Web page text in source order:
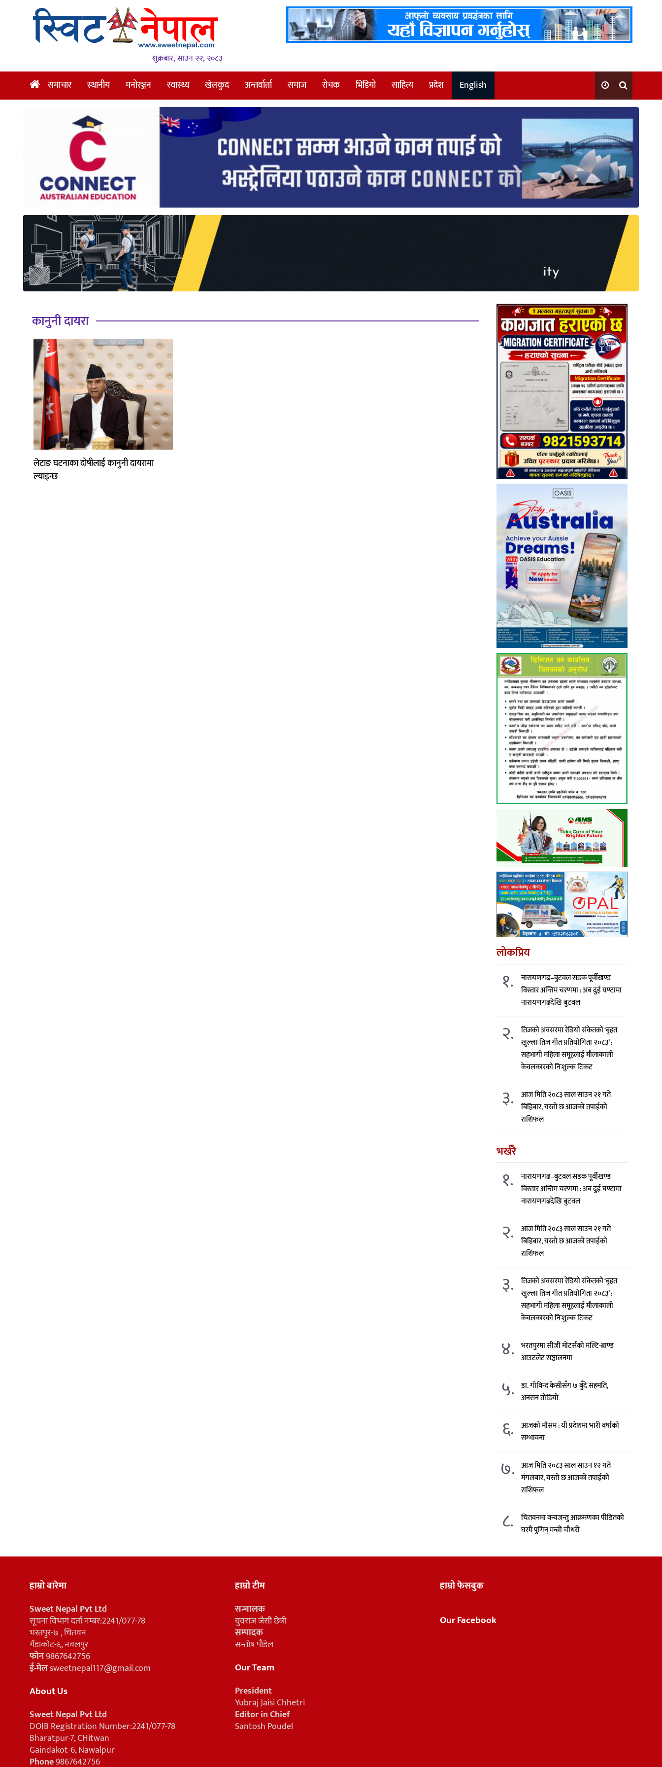
मनोरञ्जन
स्वास्थ्य
साहित्य
प्रदेश
English
शुक्रबार, साउन २२, २०८३
समाचार स्थानीय मनोरञ्जन स्वास्थ्य खेलकुद अन्तर्वार्ता समाज रोचक भिडियो साहित्य प्रदेश English
कानुनी दायरा
लेटाङ घटनाका दोषीलाई कानुनी दायरामा
ल्याइन्छ
लोकप्रिय
१.
नारायणगढ–बुटवल सडक पूर्वीखण्ड
विस्तार अन्तिम चरणमा : अब दुई घण्टामा
नारायणगढदेखि बुटवल
२.
तिजको अवसरमा रेडियो संकेतको ‘बृहत
खुल्ला तिज गीत प्रतियोगिता २०८३’ :
सहभागी महिला समूहलाई मौलाकाली
केवलकारको निःशुल्क टिकट
३.
आज मिति २०८३ साल साउन २१ गते
बिहिबार, यस्तो छ आजको तपाईको
राशिफल
भर्खरै
१.
नारायणगढ–बुटवल सडक पूर्वीखण्ड
विस्तार अन्तिम चरणमा : अब दुई घण्टामा
नारायणगढदेखि बुटवल
२.
आज मिति २०८३ साल साउन २१ गते
बिहिबार, यस्तो छ आजको तपाईको
राशिफल
३.
तिजको अवसरमा रेडियो संकेतको ‘बृहत
खुल्ला तिज गीत प्रतियोगिता २०८३’ :
सहभागी महिला समूहलाई मौलाकाली
केवलकारको निःशुल्क टिकट
४.
भरतपुरमा सीजी मोटर्सको मल्टि-ब्राण्ड
आउटलेट सञ्चालनमा
५.
डा. गोविन्द केसीसँग ७ बुँदे सहमति,
अनसन तोडियो
६.
आजको मौसम : यी प्रदेशमा भारी वर्षाको
सम्भावना
७. आज मिति २०८३ साल साउन १२ गते
मंगलबार, यस्तो छ आजको तपाईको
राशिफल
८.
चितवनमा वन्यजन्तु आक्रमणका पीडितको
घरमै पुगिन् मन्त्री चौधरी
हाम्रो बारेमा
Sweet Nepal Pvt Ltd
सूचना विभाग दर्ता नम्बर:2241/077-78
भरतपुर-७ , चितवन
गैँडाकोट-६, नवलपुर
फोन9867642756
ई-मेलsweetnepal117@gmail.com
About Us
Sweet Nepal Pvt Ltd
DOIB Registration Number:2241/077-78
Bharatpur-7, CHitwan
Gaindakot-6, Nawalpur
Phone9867642756
हाम्रो टीम
सन्चालक
युवराज जैसी छेत्री
सम्पादक
सन्तोष पौडेल
Our Team
President
Yubraj Jaisi Chhetri
Editor in Chief
Santosh Poudel
हाम्रो फेसबुक
Our Facebook